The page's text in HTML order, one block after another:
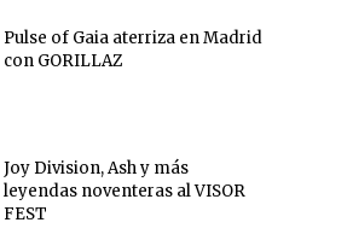
Pulse of Gaia aterriza en Madrid
con GORILLAZ
Joy Division, Ash y más
leyendas noventeras al VISOR
FEST